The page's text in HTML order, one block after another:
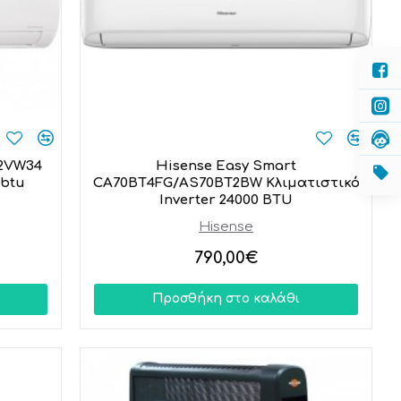
Hisense
Hisense Easy Smart
CA70BT4FG/AS70BT2BW Κλιματιστικό
Inverter 24000 BTU
790,00€
Προσθήκη στο καλάθι